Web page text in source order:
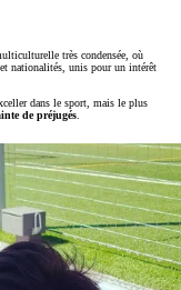
très condensée, où
et nationalités, unis pour un intérêt
dans le sport, mais le plus
de préjugés.